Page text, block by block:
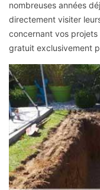
nombreuses années
directement visiter
concernant vos
gratuit exclusivement